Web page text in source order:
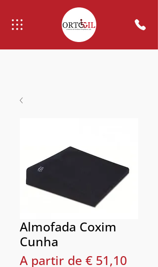
Almofada Coxim
Cunha
A partir de € 51,10